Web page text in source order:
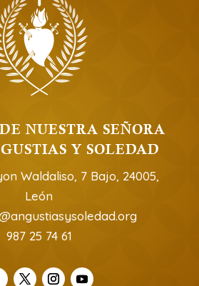
NUESTRA SEÑORA
Y SOLEDAD
Waldaliso, 7 Bajo, 24005,
León
987 25 74 61